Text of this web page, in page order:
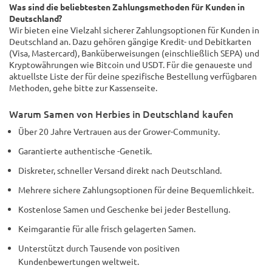
Was sind die beliebtesten Zahlungsmethoden für Kunden in
Deutschland?
Wir bieten eine Vielzahl sicherer Zahlungsoptionen für Kunden in
Deutschland an. Dazu gehören gängige Kredit- und Debitkarten
(Visa, Mastercard), Banküberweisungen (einschließlich SEPA) und
Kryptowährungen wie Bitcoin und USDT. Für die genaueste und
aktuellste Liste der für deine spezifische Bestellung verfügbaren
Methoden, gehe bitte zur Kassenseite.
Warum Samen von Herbies in Deutschland kaufen
Über 20 Jahre Vertrauen aus der Grower-Community.
Garantierte authentische -Genetik.
Diskreter, schneller Versand direkt nach Deutschland.
Mehrere sichere Zahlungsoptionen für deine Bequemlichkeit.
Kostenlose Samen und Geschenke bei jeder Bestellung.
Keimgarantie für alle frisch gelagerten Samen.
Unterstützt durch Tausende von positiven
Kundenbewertungen weltweit.